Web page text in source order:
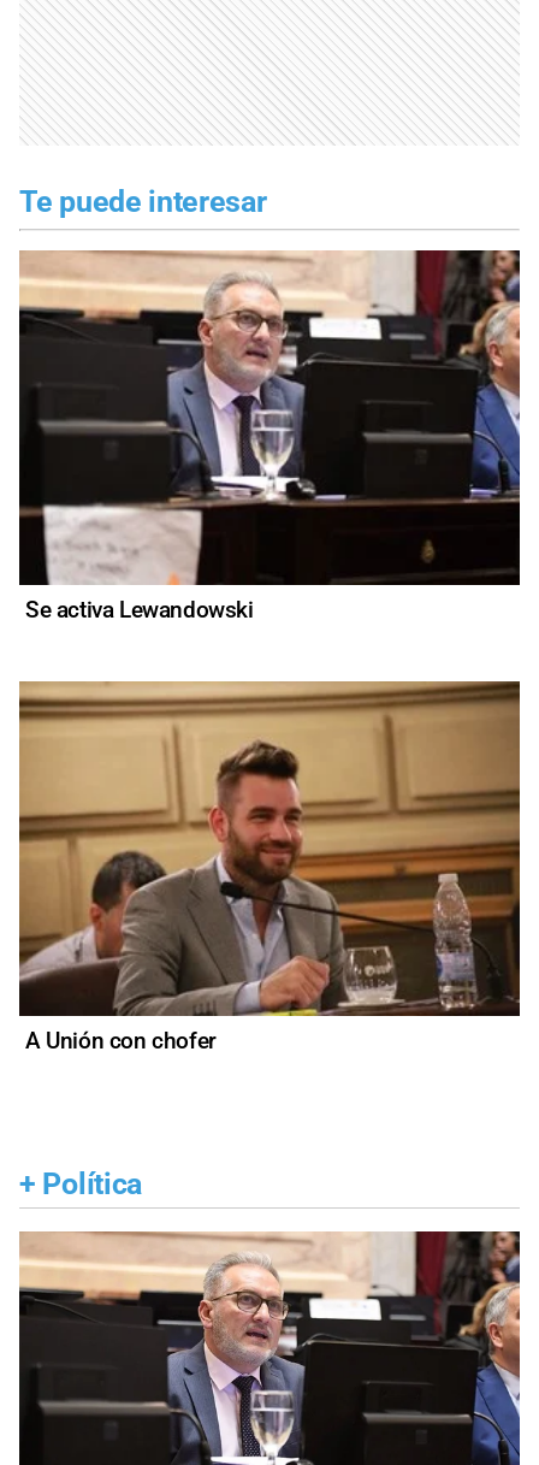
Te puede interesar
Se activa Lewandowski
A Unión con chofer
+ Política